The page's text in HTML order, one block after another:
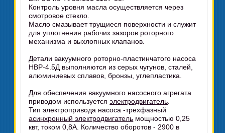
Контроль уровня масла осуществляется через
смотровое стекло.
Масло смазывает трущиеся поверхности и служит
для уплотнения рабочих зазоров роторного
механизма и выхлопных клапанов.
Детали вакуумного роторно-пластинчатого насоса
НВР-4.5Д выполняются из серых чугунов, сталей,
алюминиевых сплавов, бронзы, углепластика.
Для обеспечения вакуумного насосного агрегата
приводом используетсяэлектродвигатель
Тип электропривода насоса -трехфазный
асинхронный электродвигатель мощностью 0,25
квт, током 0,8А. Количество оборотов - 2900 в